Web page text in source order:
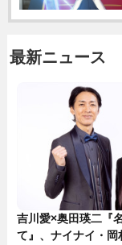
最新ニュース
吉川愛×奥田瑛二『
て』、ナイナイ・岡